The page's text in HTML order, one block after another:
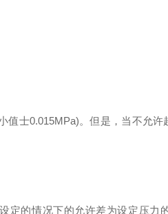
士0.015MPa)。但是，当不允许
定的情况下的允许差为设定压力